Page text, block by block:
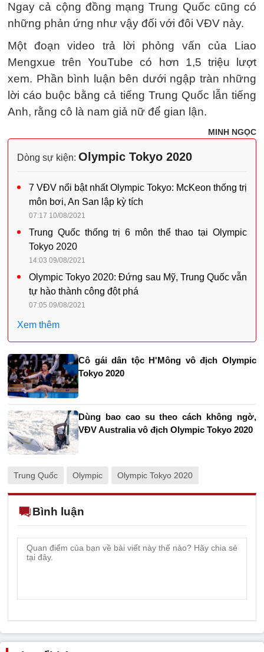
Ngay cả cộng đồng mạng Trung Quốc cũng có
những phản ứng như vậy đối với đôi VĐV này.
Một đoạn video trả lời phỏng vấn của Liao
Mengxue trên YouTube có hơn 1,5 triệu lượt
xem. Phần bình luận bên dưới ngập tràn những
lời cáo buộc bằng cả tiếng Trung Quốc lẫn tiếng
Anh, rằng cô là nam giả nữ để gian lận.
MINH NGỌC
Dòng sự kiện: Olympic Tokyo 2020
7 VĐV nổi bật nhất Olympic Tokyo: McKeon thống trị
môn bơi, An San lập kỳ tích
07:17 10/08/2021
Trung Quốc thống trị 6 môn thể thao tại Olympic
Tokyo 2020
14:03 09/08/2021
Olympic Tokyo 2020: Đứng sau Mỹ, Trung Quốc vẫn
tự hào thành công đột phá
07:05 09/08/2021
Xem thêm
Cô gái dân tộc H'Mông vô địch Olympic
Tokyo 2020
Dùng bao cao su theo cách không ngờ,
VĐV Australia vô địch Olympic Tokyo 2020
Trung Quốc Olympic Olympic Tokyo 2020
Bình luận